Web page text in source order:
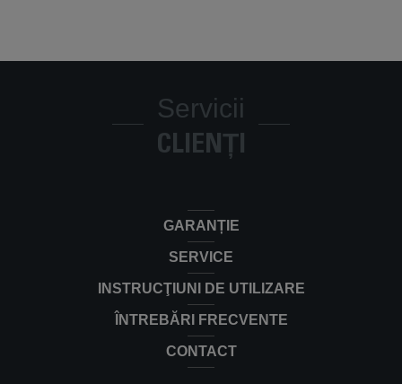
Servicii
CLIENȚI
GARANȚIE
SERVICE
INSTRUCŢIUNI DE UTILIZARE
ÎNTREBĂRI FRECVENTE
CONTACT